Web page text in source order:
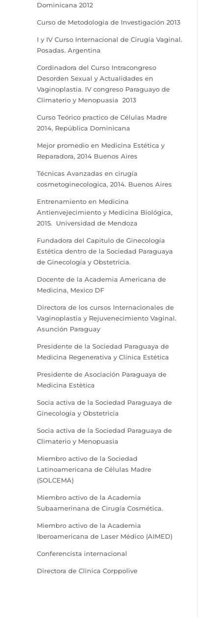
Dominicana 2012
Curso de Metodologia de Investigación 2013
I y IV Curso Internacional de Cirugía Vaginal.
Posadas. Argentina
Cordinadora del Curso Intracongreso
Desorden Sexual y Actualidades en
Vaginoplastia. IV congreso Paraguayo de
Climaterio y Menopuasia 2013
Curso Teórico practico de Células Madre
2014, República Dominicana
Mejor promedio en Medicina Estética y
Reparadora, 2014 Buenos Aires
Técnicas Avanzadas en cirugía
cosmetoginecologica, 2014. Buenos Aires
Entrenamiento en Medicina
Antienvejecimiento y Medicina Biológica,
2015. Universidad de Mendoza
Fundadora del Capitulo de Ginecología
Estética dentro de la Sociedad Paraguaya
de Ginecología y Obstetricia.
Docente de la Academia Americana de
Medicina, Mexico DF
Directora de los cursos Internacionales de
Vaginoplastia y Rejuvenecimiento Vaginal.
Asunción Paraguay
Presidente de la Sociedad Paraguaya de
Medicina Regenerativa y Clínica Estética
Presidente de Asociación Paraguaya de
Medicina Estètica
Socia activa de la Sociedad Paraguaya de
Ginecologia y Obstetricia
Socia activa de la Sociedad Paraguaya de
Climaterio y Menopuasia
Miembro activo de la Sociedad
Latinoamericana de Células Madre
(SOLCEMA)
Miembro activo de la Academia
Subaamerinana de Cirugía Cosmética.
Miembro activo de la Academia
Iberoamericana de Laser Médico (AIMED)
Conferencista internacional
Directora de Clinica Corppolive